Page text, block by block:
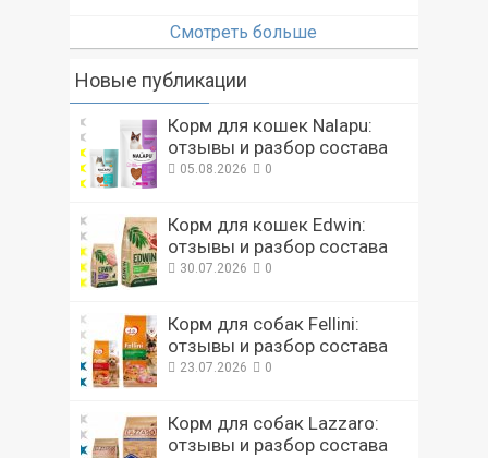
Смотреть больше
Новые публикации
Корм для кошек Nalapu:
отзывы и разбор состава
05.08.2026 0
Корм для кошек Edwin:
отзывы и разбор состава
30.07.2026 0
Корм для собак Fellini:
отзывы и разбор состава
23.07.2026 0
Корм для собак Lazzaro:
отзывы и разбор состава